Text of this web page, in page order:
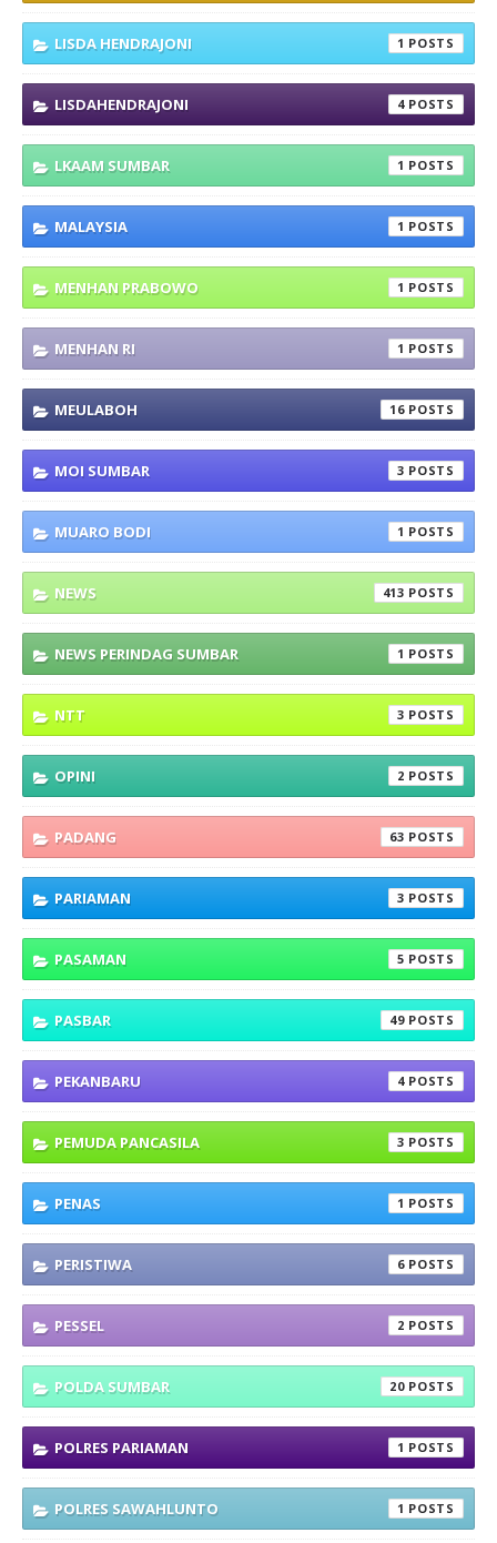
LISDA HENDRAJONI 1
LISDAHENDRAJONI 4
LKAAM SUMBAR 1
MALAYSIA 1
MENHAN PRABOWO 1
MENHAN RI 1
MEULABOH 16
MOI SUMBAR 3
MUARO BODI 1
NEWS 413
NEWS PERINDAG SUMBAR 1
NTT 3
OPINI 2
PADANG 63
PARIAMAN 3
PASAMAN 5
PASBAR 49
PEKANBARU 4
PEMUDA PANCASILA 3
PENAS 1
PERISTIWA 6
PESSEL 2
POLDA SUMBAR 20
POLRES PARIAMAN 1
POLRES SAWAHLUNTO 1